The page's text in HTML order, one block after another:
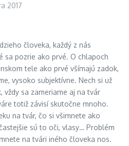
2017
človeka, každý z nás
sa pozrie ako prvé. O chlapoch
tele ako prvé všímajú zadok,
vysoko subjektívne. Nech si už
vždy sa zameriame aj na tvár
totiž závisí skutočne mnoho.
na tvár, čo si všimnete ako
sú to oči, vlasy… Problém
na tvári iného človeka nos.